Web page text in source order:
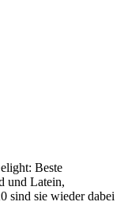
Beste
und Latein,
sind sie wieder dabei